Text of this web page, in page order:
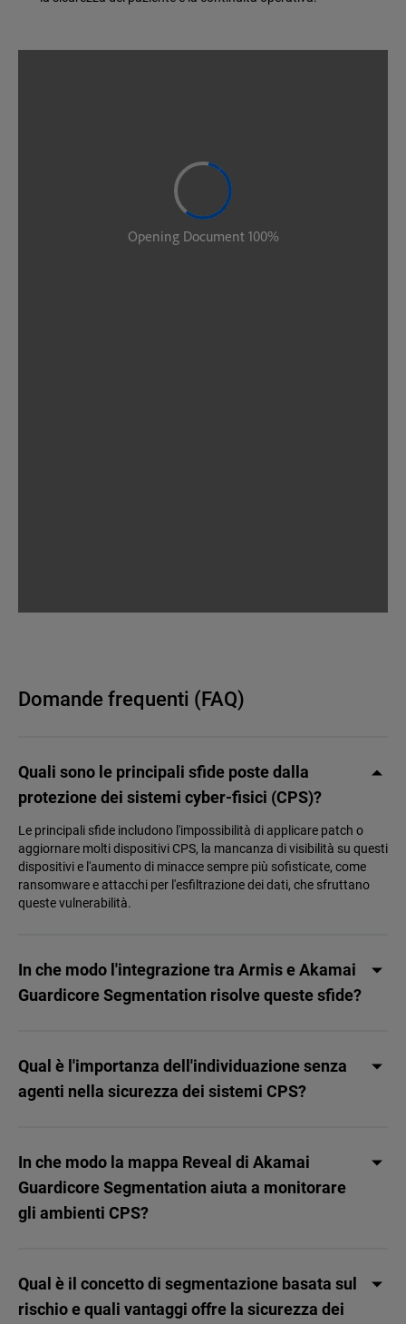
Domande frequenti (FAQ)
Quali sono le principali sfide poste dalla
protezione dei sistemi cyber-fisici (CPS)?
Le principali sfide includono l'impossibilità di applicare patch o
aggiornare molti dispositivi CPS, la mancanza di visibilità su questi
dispositivi e l'aumento di minacce sempre più sofisticate, come
ransomware e attacchi per l'esfiltrazione dei dati, che sfruttano
queste vulnerabilità.
In che modo l'integrazione tra Armis e Akamai
Guardicore Segmentation risolve queste sfide?
Qual è l'importanza dell'individuazione senza
agenti nella sicurezza dei sistemi CPS?
In che modo la mappa Reveal di Akamai
Guardicore Segmentation aiuta a monitorare
gli ambienti CPS?
Qual è il concetto di segmentazione basata sul
rischio e quali vantaggi offre la sicurezza dei